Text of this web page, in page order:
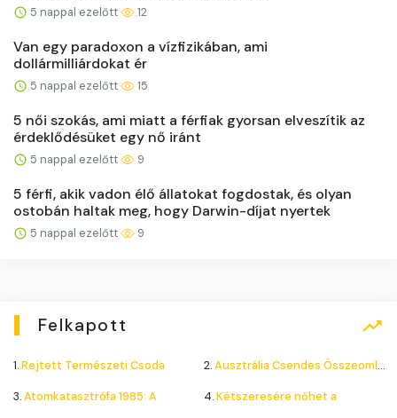
5 nappal ezelőtt 12
Van egy paradoxon a vízfizikában, ami
dollármilliárdokat ér
5 nappal ezelőtt 15
5 női szokás, ami miatt a férfiak gyorsan elveszítik az
érdeklődésüket egy nő iránt
5 nappal ezelőtt 9
5 férfi, akik vadon élő állatokat fogdostak, és olyan
ostobán haltak meg, hogy Darwin-díjat nyertek
5 nappal ezelőtt 9
Felkapott
1.Rejtett Természeti Csoda 2.Ausztrália Csendes Összeomlása
3.Atomkatasztrófa 1985: A 4.Kétszeresére nőhet a